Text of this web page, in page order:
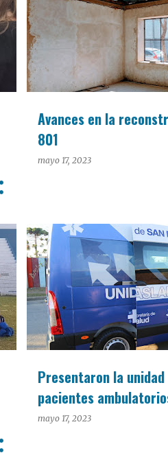
Avances en la
801
mayo 17, 2023
Presentaron la
pacientes
mayo 17, 2023
INTERÉS GENERAL